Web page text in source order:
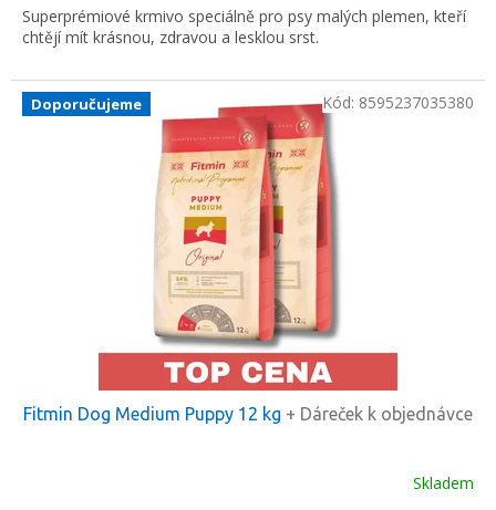
Superprémiové krmivo speciálně pro psy malých plemen, kteří
chtějí mít krásnou, zdravou a lesklou srst.
Doporučujeme
Fitmin Dog Medium Puppy 12 kg + Dáreček k objednávce
Skladem
Kód: 8595237035380